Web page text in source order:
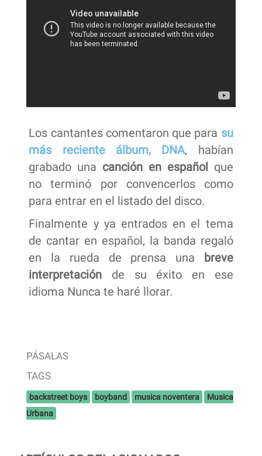
Los cantantes comentaron que para su
más reciente álbum, DNA, habían
grabado una canción en español que
no terminó por convencerlos como
para entrar en el listado del disco.
Finalmente y ya entrados en el tema
de cantar en español, la banda regaló
en la rueda de prensa una
breve
interpretación de su éxito en ese
idioma Nunca te haré llorar.
PÁSALAS
TAGS
backstreet boys boyband musica noventera
Musica
Urbana